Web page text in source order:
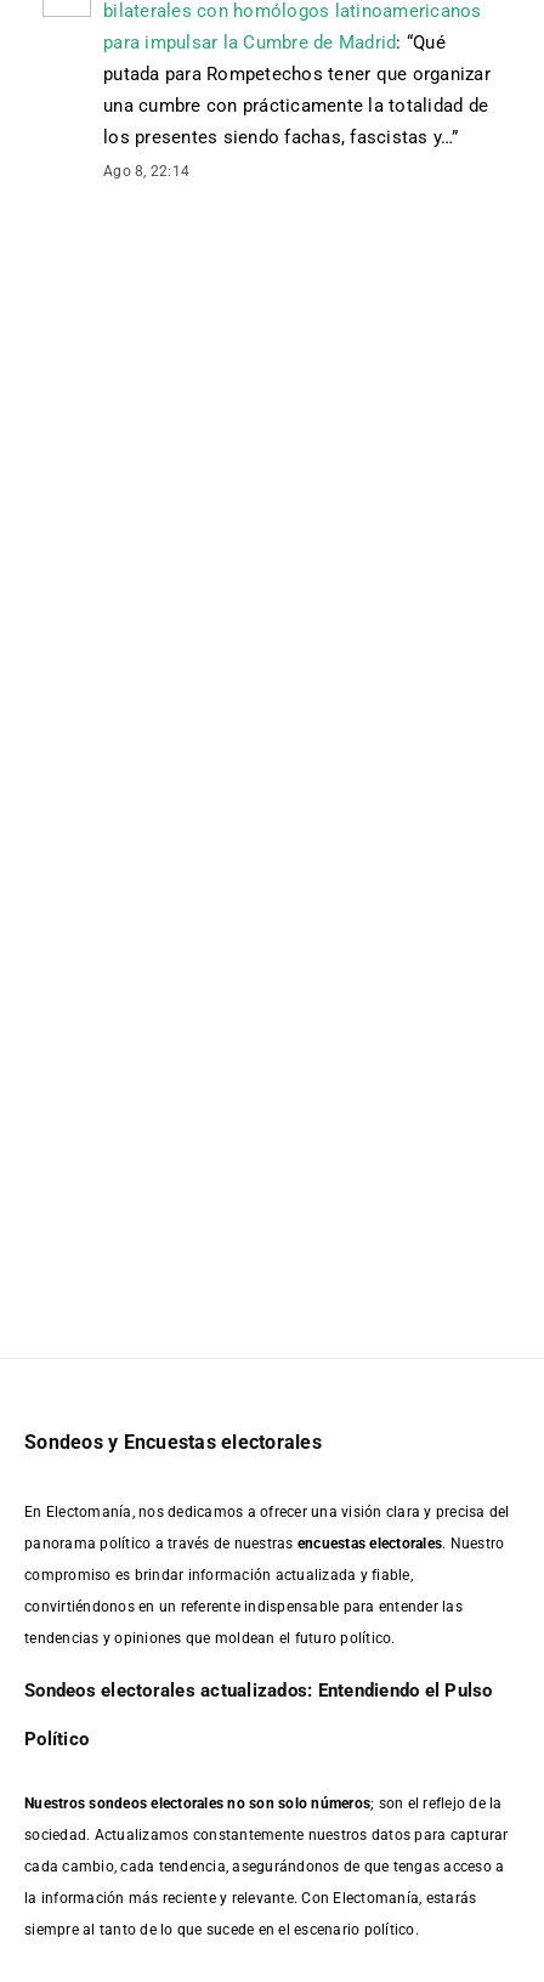
bilaterales con homólogos latinoamericanos
para impulsar la Cumbre de Madrid: “Qué
putada para Rompetechos tener que organizar
una cumbre con prácticamente la totalidad de
los presentes siendo fachas, fascistas y…”
Ago 8, 22:14
Sondeos y Encuestas electorales
En Electomanía, nos dedicamos a ofrecer una visión clara y precisa del
panorama político a través de nuestras encuestas electorales. Nuestro
compromiso es brindar información actualizada y fiable,
convirtiéndonos en un referente indispensable para entender las
tendencias y opiniones que moldean el futuro político.
Sondeos electorales actualizados: Entendiendo el Pulso
Político
Nuestros sondeos electorales no son solo números; son el reflejo de la
sociedad. Actualizamos constantemente nuestros datos para capturar
cada cambio, cada tendencia, asegurándonos de que tengas acceso a
la información más reciente y relevante. Con Electomanía, estarás
siempre al tanto de lo que sucede en el escenario político.